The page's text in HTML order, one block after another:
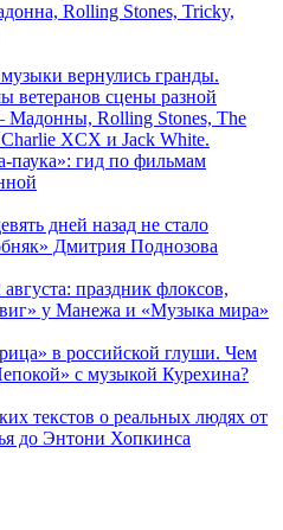
Rolling Stones, Tricky,
вернулись гранды.
ветеранов сцены разной
Rolling Stones, The
XCX и Jack White.
паука»: гид по фильмам
дней назад не стало
Дмитрия Поднозова
праздник флоксов,
у Манежа и «Музыка мира»
в российской глуши. Чем
с музыкой Курехина?
текстов о реальных людях от
до Энтони Хопкинса